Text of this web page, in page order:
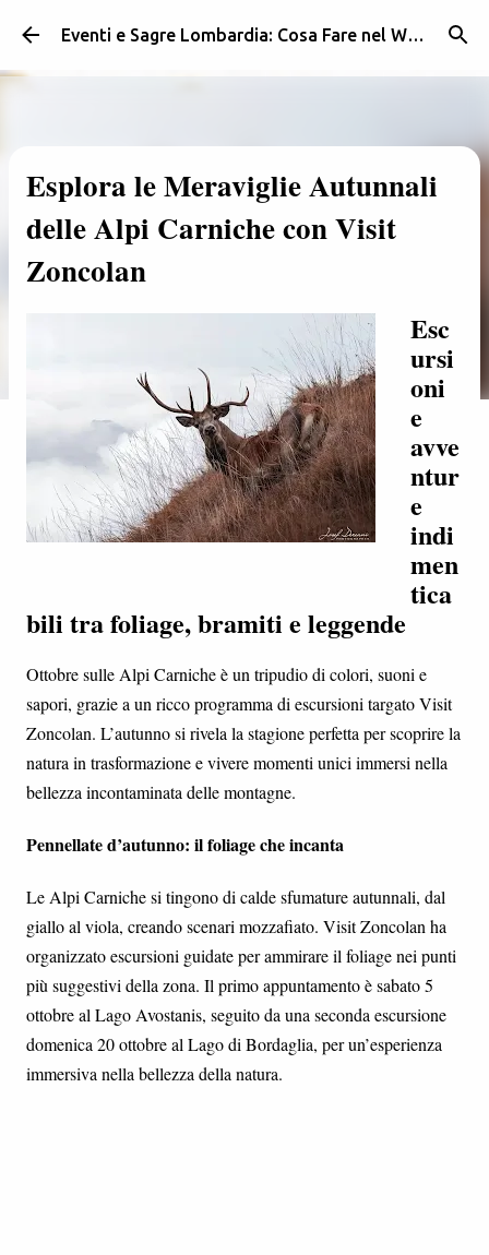
Passa ai contenuti principali Eventi e Sagre Lombardia: Cosa Fare nel Weekend | Weekendidea
Esplora le Meraviglie Autunnali
delle Alpi Carniche con Visit
Zoncolan
Esc
ursi
oni
e
avve
ntur
e
indi
men
tica
bili tra foliage, bramiti e leggende
Ottobre sulle Alpi Carniche è un tripudio di colori, suoni e
sapori, grazie a un ricco programma di escursioni targato Visit
Zoncolan. L’autunno si rivela la stagione perfetta per scoprire la
natura in trasformazione e vivere momenti unici immersi nella
bellezza incontaminata delle montagne.
Pennellate d’autunno: il foliage che incanta
Le Alpi Carniche si tingono di calde sfumature autunnali, dal
giallo al viola, creando scenari mozzafiato. Visit Zoncolan ha
organizzato escursioni guidate per ammirare il foliage nei punti
più suggestivi della zona. Il primo appuntamento è sabato 5
ottobre al Lago Avostanis, seguito da una seconda escursione
domenica 20 ottobre al Lago di Bordaglia, per un’esperienza
immersiva nella bellezza della natura.